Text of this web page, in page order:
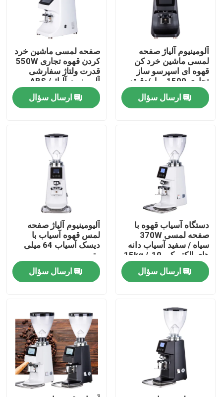
صفحه اصلی
محصولات
درباره ما
تور کارخانه
کنترل کیفیت
آسیاب دانه قهوه
آلومینیوم آلیاژ صفحه
لمسی ماشین خرد کن
قهوه ای اسپرسو ساز
تجاری 1500 رول/دقیقه
ارسال سؤال
صفحه لمسی ماشین خرد
کردن قهوه تجاری 550W
قدرت ولتاژ سفارشی
آلومینیوم آلیاژ / ABS
64mm دیسک خرد
ارسال سؤال
دستگاه آسیاب قهوه با
صفحه لمسی 370W
سیاه / سفید آسیاب دانه
های الکتریکی 10-15kg /
h سرعت آسیاب
ارسال سؤال
آلیومینیوم آلیاژ صفحه
لمس قهوه آسیاب با
دیسک آسیاب 64 میلی
متر
ارسال سؤال